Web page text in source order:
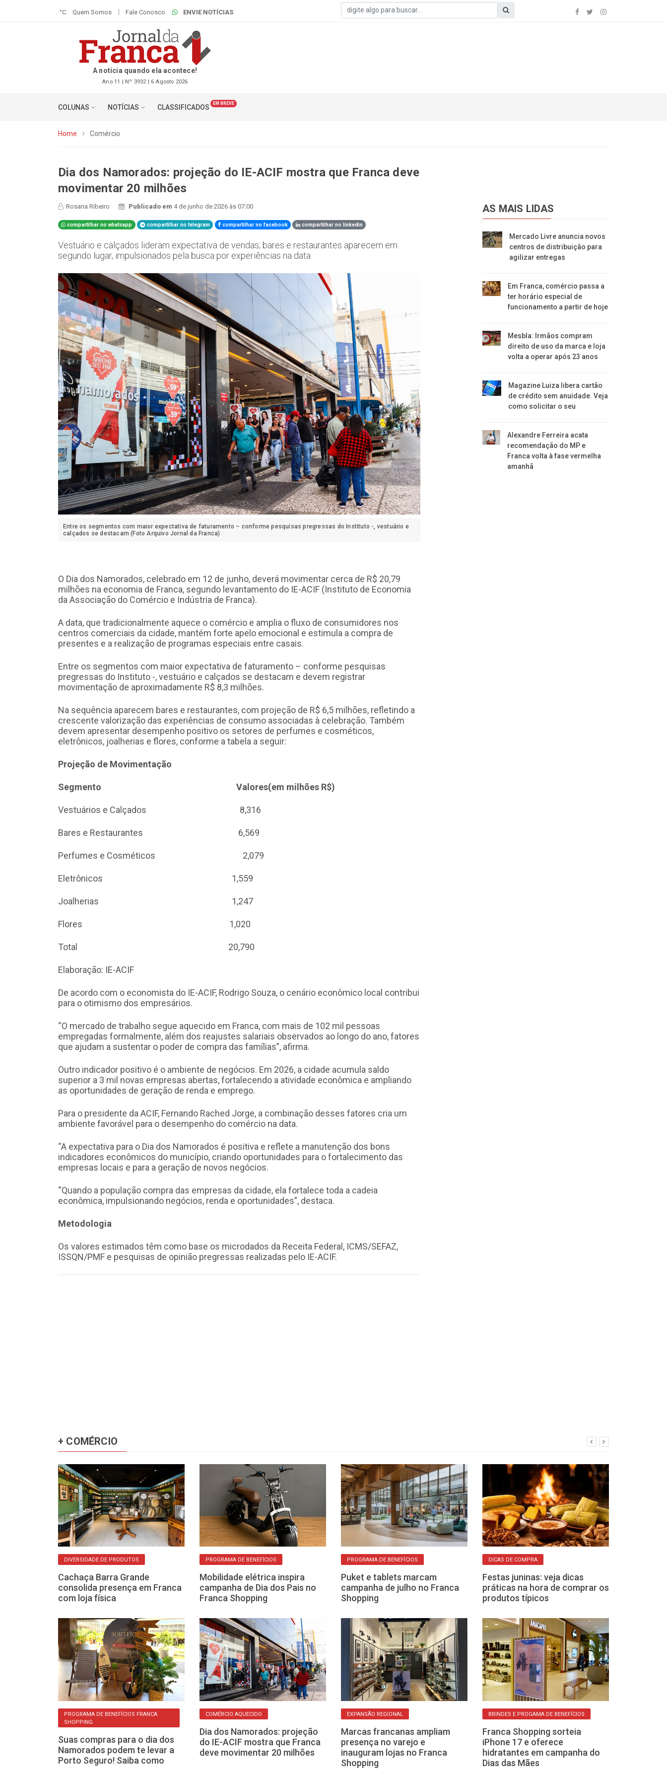
°C Quem Somos Fale Conosco ENVIE NOTÍCIAS
A notícia quando ela acontece!
Ano 11 | Nº 3932 | 6 Agosto 2026
COLUNAS NOTÍCIAS CLASSIFICADOS EM BREVE
Home Comércio
Dia dos Namorados: projeção do IE-ACIF mostra que Franca deve
movimentar 20 milhões
Rosana Ribeiro Publicado em 4 de junho de 2026 às 07:00
compartilhar no whatsapp compartilhar no telegram compartilhar no facebook compartilhar no linkedin
Vestuário e calçados lideram expectativa de vendas; bares e restaurantes aparecem em
segundo lugar, impulsionados pela busca por experiências na data
Entre os segmentos com maior expectativa de faturamento – conforme pesquisas pregressas do Instituto -, vestuário e
calçados se destacam (Foto Arquivo Jornal da Franca)
O Dia dos Namorados, celebrado em 12 de junho, deverá movimentar cerca de R$ 20,79
milhões na economia de Franca, segundo levantamento do IE-ACIF (Instituto de Economia
da Associação do Comércio e Indústria de Franca).
A data, que tradicionalmente aquece o comércio e amplia o fluxo de consumidores nos
centros comerciais da cidade, mantém forte apelo emocional e estimula a compra de
presentes e a realização de programas especiais entre casais.
Entre os segmentos com maior expectativa de faturamento – conforme pesquisas
pregressas do Instituto -, vestuário e calçados se destacam e devem registrar
movimentação de aproximadamente R$ 8,3 milhões.
Na sequência aparecem bares e restaurantes, com projeção de R$ 6,5 milhões, refletindo a
crescente valorização das experiências de consumo associadas à celebração. Também
devem apresentar desempenho positivo os setores de perfumes e cosméticos,
eletrônicos, joalherias e flores, conforme a tabela a seguir:
Projeção de Movimentação
Segmento Valores(em milhões R$)
Vestuários e Calçados 8,316
Bares e Restaurantes 6,569
Perfumes e Cosméticos 2,079
Eletrônicos 1,559
Joalherias 1,247
Flores 1,020
Total 20,790
Elaboração: IE-ACIF
De acordo com o economista do IE-ACIF, Rodrigo Souza, o cenário econômico local contribui
para o otimismo dos empresários.
“O mercado de trabalho segue aquecido em Franca, com mais de 102 mil pessoas
empregadas formalmente, além dos reajustes salariais observados ao longo do ano, fatores
que ajudam a sustentar o poder de compra das famílias”, afirma.
Outro indicador positivo é o ambiente de negócios. Em 2026, a cidade acumula saldo
superior a 3 mil novas empresas abertas, fortalecendo a atividade econômica e ampliando
as oportunidades de geração de renda e emprego.
Para o presidente da ACIF, Fernando Rached Jorge, a combinação desses fatores cria um
ambiente favorável para o desempenho do comércio na data.
“A expectativa para o Dia dos Namorados é positiva e reflete a manutenção dos bons
indicadores econômicos do município, criando oportunidades para o fortalecimento das
empresas locais e para a geração de novos negócios.
“Quando a população compra das empresas da cidade, ela fortalece toda a cadeia
econômica, impulsionando negócios, renda e oportunidades”, destaca.
Metodologia
Os valores estimados têm como base os microdados da Receita Federal, ICMS/SEFAZ,
ISSQN/PMF e pesquisas de opinião pregressas realizadas pelo IE-ACIF.
AS MAIS LIDAS
Mercado Livre anuncia novos
centros de distribuição para
agilizar entregas
Em Franca, comércio passa a
ter horário especial de
funcionamento a partir de hoje
Mesbla: Irmãos compram
direito de uso da marca e loja
volta a operar após 23 anos
Magazine Luiza libera cartão
de crédito sem anuidade. Veja
como solicitar o seu
Alexandre Ferreira acata
recomendação do MP e
Franca volta à fase vermelha
amanhã
+ COMÉRCIO
DIVERSIDADE DE PRODUTOS
Cachaça Barra Grande
consolida presença em Franca
com loja física
PROGRAMA DE BENEFÍCIOS
Mobilidade elétrica inspira
campanha de Dia dos Pais no
Franca Shopping
PROGRAMA DE BENEFÍCIOS
Puket e tablets marcam
campanha de julho no Franca
Shopping
DICAS DE COMPRA
Festas juninas: veja dicas
práticas na hora de comprar os
produtos típicos
PROGRAMA DE BENEFÍCIOS FRANCA
SHOPPING
Suas compras para o dia dos
Namorados podem te levar a
Porto Seguro! Saiba como
COMÉRCIO AQUECIDO
Dia dos Namorados: projeção
do IE-ACIF mostra que Franca
deve movimentar 20 milhões
EXPANSÃO REGIONAL
Marcas francanas ampliam
presença no varejo e
inauguram lojas no Franca
Shopping
BRINDES E PROGAMA DE BENEFÍCIOS
Franca Shopping sorteia
iPhone 17 e oferece
hidratantes em campanha do
Dias das Mães